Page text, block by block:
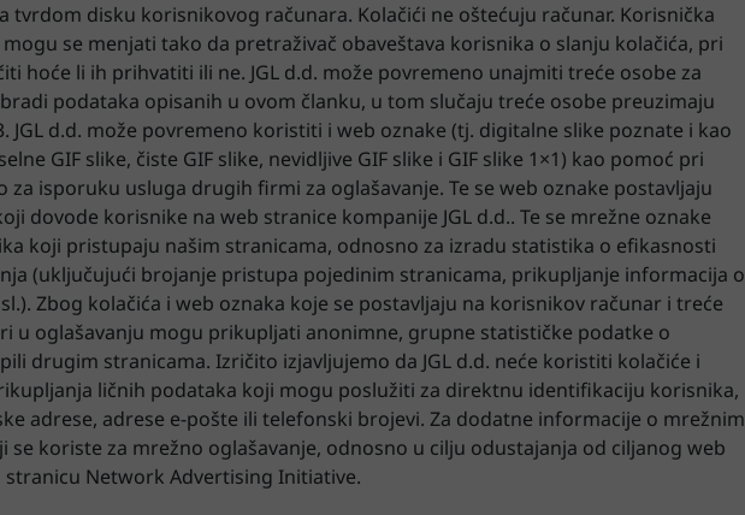
tvrdom disku korisnikovog računara. Kolačići ne oštećuju računar. Korisnička
se menjati tako da pretraživač obaveštava korisnika o slanju kolačića, pri
hoće li ih prihvatiti ili ne. JGL d.d. može povremeno unajmiti treće osobe za
podataka opisanih u ovom članku, u tom slučaju treće osobe preuzimaju
JGL d.d. može povremeno koristiti i web oznake (tj. digitalne slike poznate i kao
GIF slike, čiste GIF slike, nevidljive GIF slike i GIF slike 1×1) kao pomoć pri
za isporuku usluga drugih firmi za oglašavanje. Te se web oznake postavljaju
dovode korisnike na web stranice kompanije JGL d.d.. Te se mrežne oznake
koji pristupaju našim stranicama, odnosno za izradu statistika o efikasnosti
(uključujući brojanje pristupa pojedinim stranicama, prikupljanje informacija o
Zbog kolačića i web oznaka koje se postavljaju na korisnikov računar i treće
u oglašavanju mogu prikupljati anonimne, grupne statističke podatke o
drugim stranicama. Izričito izjavljujemo da JGL d.d. neće koristiti kolačiće i
ličnih podataka koji mogu poslužiti za direktnu identifikaciju korisnika,
adrese, adrese e-pošte ili telefonski brojevi. Za dodatne informacije o mrežnim
se koriste za mrežno oglašavanje, odnosno u cilju odustajanja od ciljanog web
stranicu Network Advertising Initiative.